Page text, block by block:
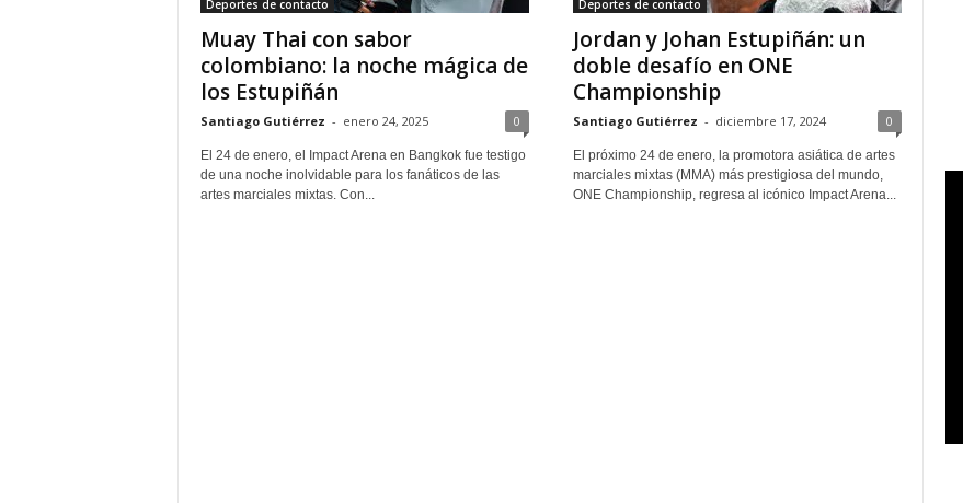
Deportes de contacto
Muay Thai con sabor
colombiano: la noche mágica de
los Estupiñán
Santiago Gutiérrez - enero 24, 2025 0
El 24 de enero, el Impact Arena en Bangkok fue testigo
de una noche inolvidable para los fanáticos de las
artes marciales mixtas. Con...
Deportes de contacto
Jordan y Johan Estupiñán: un
doble desafío en ONE
Championship
Santiago Gutiérrez - diciembre 17, 2024 0
El próximo 24 de enero, la promotora asiática de artes
marciales mixtas (MMA) más prestigiosa del mundo,
ONE Championship, regresa al icónico Impact Arena...